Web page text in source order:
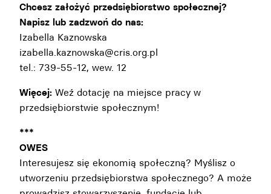
Chcesz założyć przedsiębiorstwo społecznej?
Napisz lub zadzwoń do nas:
Izabella Kaznowska
izabella.kaznowska@cris.org.pl
tel.: 739-55-12, wew. 12
Więcej: Weź dotację na miejsce pracy w
przedsiębiorstwie społecznym!
***
OWES
Interesujesz się ekonomią społeczną? Myślisz o
utworzeniu przedsiębiorstwa społecznego? A może